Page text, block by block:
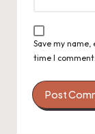
Save my
time I comment.